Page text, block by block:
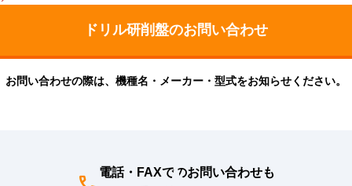
お問い合わせの際は、機種名・メーカー・型式をお知らせください。
電話・FAXでのお問い合わせも